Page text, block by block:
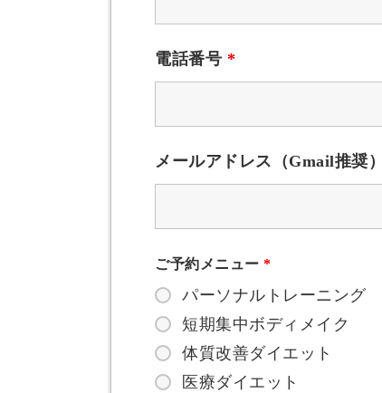
電話番号 *
メールアドレス（Gmail推奨）
ご予約メニュー*
パーソナルトレーニング
短期集中ボディメイク
体質改善ダイエット
医療ダイエット